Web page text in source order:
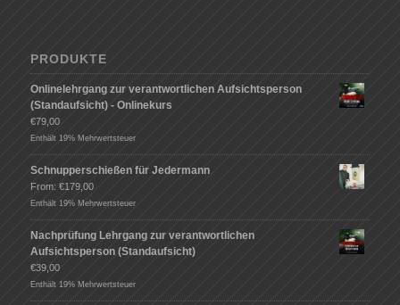
PRODUKTE
Onlinelehrgang zur verantwortlichen Aufsichtsperson
(Standaufsicht) - Onlinekurs
€79,00
Enthält 19% Mehrwertsteuer
Schnupperschießen für Jedermann
From: €179,00
Enthält 19% Mehrwertsteuer
Nachprüfung Lehrgang zur verantwortlichen
Aufsichtsperson (Standaufsicht)
€39,00
Enthält 19% Mehrwertsteuer